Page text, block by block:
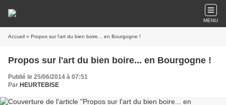
MENU
Accueil » Propos sur l'art du bien boire... en Bourgogne !
Propos sur l'art du bien boire... en Bourgogne !
Publié le 25/06/2014 à 07:51
Par HEURTEBISE